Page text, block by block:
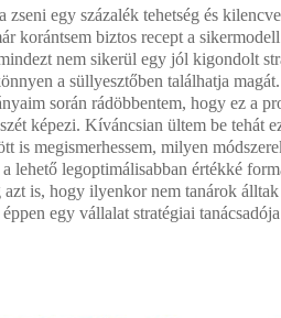
egy százalék tehetség és
korántsem biztos recept a
nem sikerül egy jól kigondolt
a süllyesztőben találhatja magát.
során rádöbbentem, hogy ez a
képezi. Kíváncsian ültem be tehát
is megismerhessem, milyen
a lehető legoptimálisabban értékké
azt is, hogy ilyenkor nem tanárok
egy vállalat stratégiai